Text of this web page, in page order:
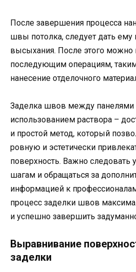
После завершения процесса
швы потолка, следует дать ему
высыхания. После этого можно
последующим операциям,
нанесение отделочного
Заделка швов между панелями
использованием раствора –
и простой метод, который
ровную и эстетически
поверхность. Важно
шагам и обращаться за
информацией к
процесс заделки швов
и успешно завершить
Выравнивание
заделки